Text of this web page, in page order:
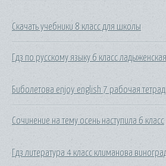
Скачать учебники 8 класс для школы
Гдз по русскому языку 6 класс
Биболетова enjoy english 7 рабочая
Сочинение на тему осень наступила 6 класс
Гдз литература 4 класс климанова